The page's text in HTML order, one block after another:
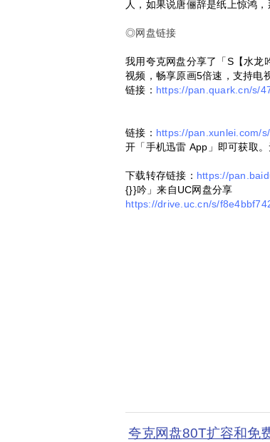
人，如果说唐俪辞是纸上惊鸿
◎网盘链接
我用夸克网盘分享了「S【水龙
视频，畅享原画5倍速，支持电
链接： https://pan.quark.cn/s/
链接： https://pan.xunlei.com/
开「手机迅雷 App」即可获取
下载转存链接： https://
{}}吟」来自UC网盘分享
https://drive.uc.cn/s/
夸克网盘80T扩容和免